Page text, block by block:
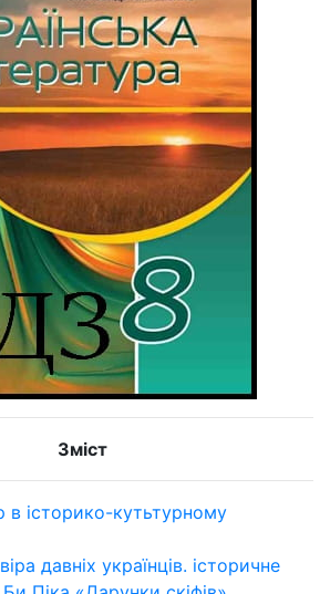
Зміст
в історико-кутьтурному
давніх українців. історичне